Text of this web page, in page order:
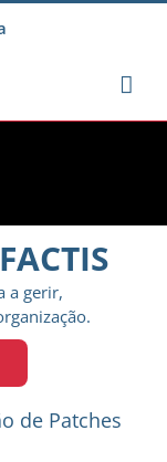
a gerir,
de Patches